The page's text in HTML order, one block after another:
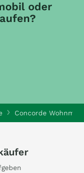
oder
Concorde